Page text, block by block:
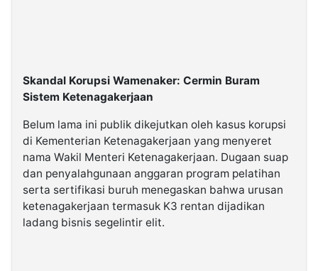
Skandal Korupsi Wamenaker: Cermin Buram
Sistem Ketenagakerjaan
Belum lama ini publik dikejutkan oleh kasus korupsi
di Kementerian Ketenagakerjaan yang menyeret
nama Wakil Menteri Ketenagakerjaan. Dugaan suap
dan penyalahgunaan anggaran program pelatihan
serta sertifikasi buruh menegaskan bahwa urusan
ketenagakerjaan termasuk K3 rentan dijadikan
ladang bisnis segelintir elit.